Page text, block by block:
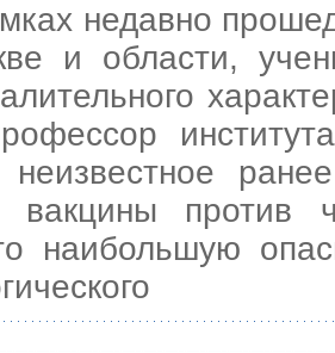
недавно
и области,
вакцины против
наибольшую